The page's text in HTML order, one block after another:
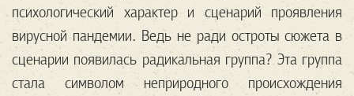
психологический характер и сценарий проявления
вирусной пандемии. Ведь не ради остроты сюжета в
сценарии появилась радикальная группа? Эта группа
стала символом неприродного происхождения